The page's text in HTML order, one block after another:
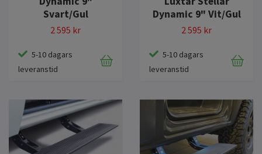
Svart/Gul
2 595 kr
5-10 dagars
leveranstid
Dynamic 9" Vit/Gul
2 595 kr
5-10 dagars
leveranstid